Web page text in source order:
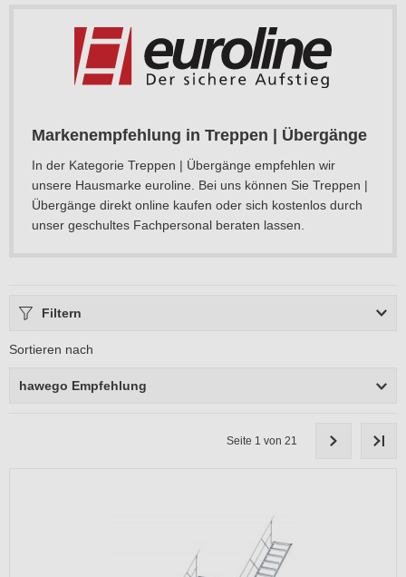
Markenempfehlung in Treppen | Übergänge
In der Kategorie Treppen | Übergänge empfehlen wir
unsere Hausmarke euroline. Bei uns können Sie Treppen |
Übergänge direkt online kaufen oder sich kostenlos durch
unser geschultes Fachpersonal beraten lassen.
Filtern
Sortieren nach
hawego Empfehlung
Seite 1 von 21